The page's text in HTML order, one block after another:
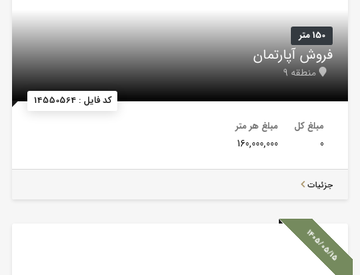
کد فایل : 14550564
150 متر
فروش آپارتمان
منطقه 9
مبلغ کل
0
مبلغ هر متر
160,000,000
جزئیات
1405/05/15